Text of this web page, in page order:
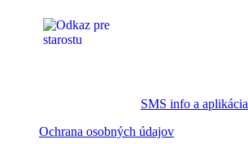
SMS info a aplikácia
Ochrana osobných údajov